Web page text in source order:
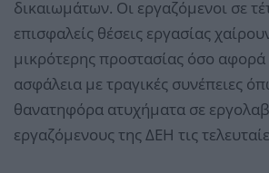
δικαιωμάτων. Οι εργαζόμενοι σε
επισφαλείς θέσεις εργασίας
μικρότερης προστασίας όσο αφορά
ασφάλεια με τραγικές συνέπειες
θανατηφόρα ατυχήματα σε
εργαζόμενους της ΔΕΗ τις